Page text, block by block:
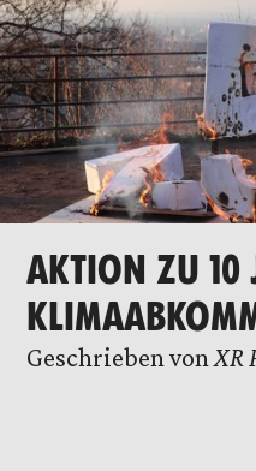
AKTION ZU 10
Geschrieben von XR